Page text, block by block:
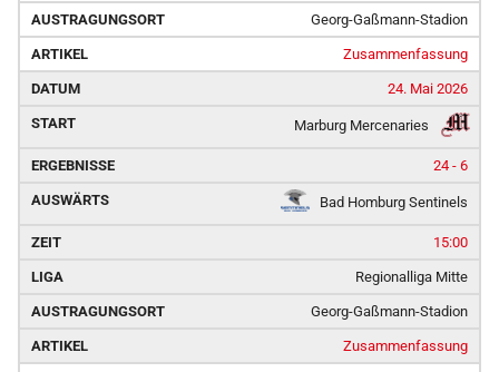
Georg-Gaßmann-Stadion
Zusammenfassung
24. Mai 2026
Marburg Mercenaries
24 - 6
Bad Homburg Sentinels
15:00
Regionalliga Mitte
Georg-Gaßmann-Stadion
Zusammenfassung